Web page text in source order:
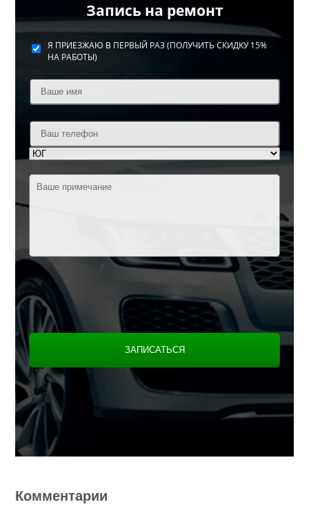
Запись на ремонт
Я ПРИЕЗЖАЮ В ПЕРВЫЙ РАЗ (ПОЛУЧИТЬ СКИДКУ 15%
НА РАБОТЫ)
ЗАПИСАТЬСЯ
Комментарии